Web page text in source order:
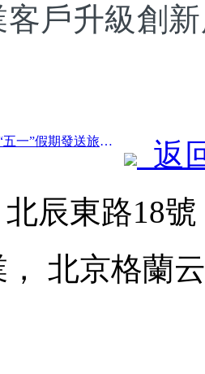
客戶升級創
前一篇：長三角鐵路“五一”假期發送旅客超2138萬人次
返
辰東路18
， 北京格